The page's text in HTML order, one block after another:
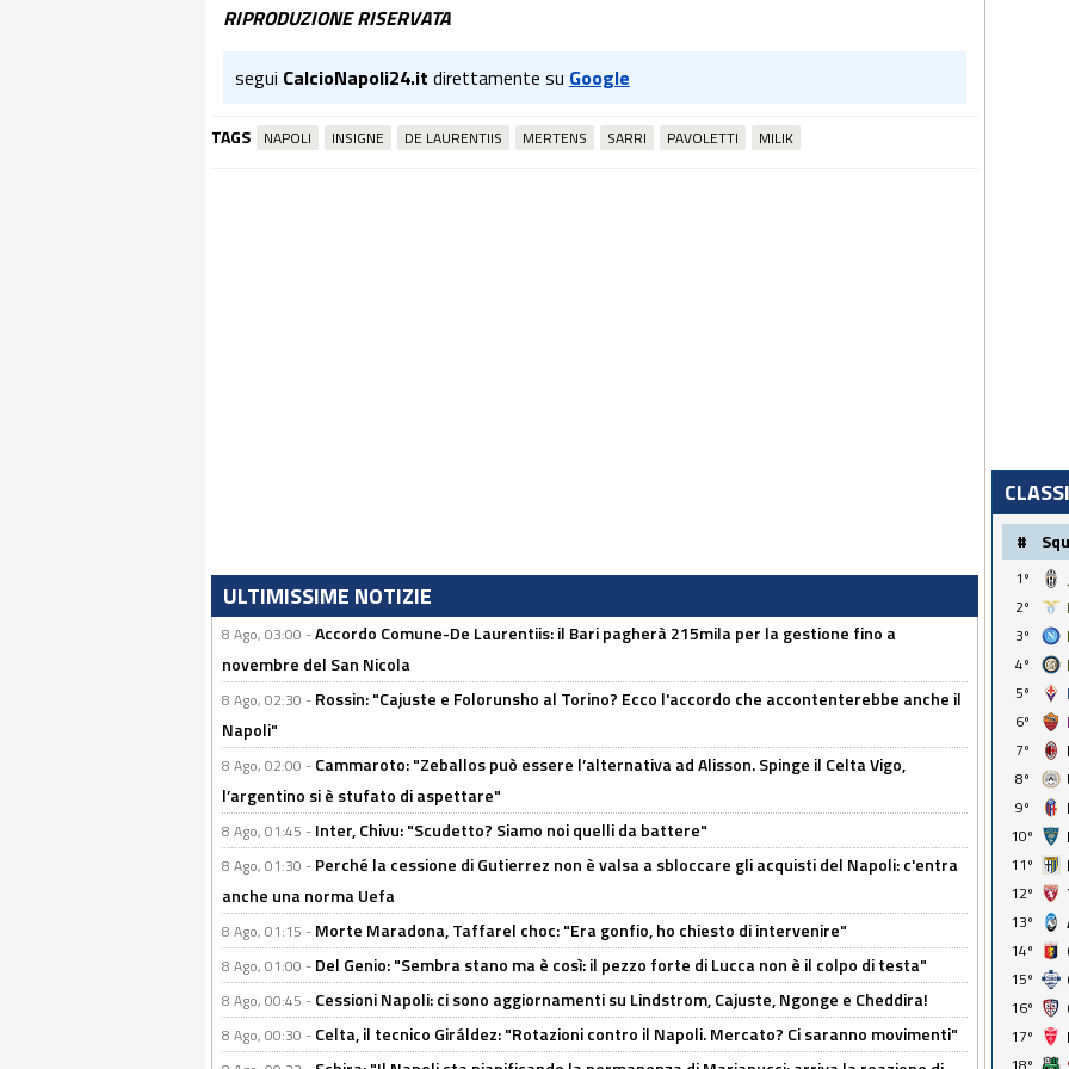
RIPRODUZIONE RISERVATA
segui CalcioNapoli24.it direttamente su Google
TAGS NAPOLI INSIGNE DE LAURENTIIS MERTENS SARRI PAVOLETTI MILIK
ULTIMISSIME NOTIZIE
8 Ago, 03:00 -Accordo Comune-De Laurentiis: il Bari pagherà 215mila per la gestione fino a
novembre del San Nicola
8 Ago, 02:30 - Rossin: "Cajuste e Folorunsho al Torino? Ecco l'accordo che accontenterebbe anche il
Napoli"
8 Ago, 02:00 - Cammaroto: "Zeballos può essere l’alternativa ad Alisson. Spinge il Celta Vigo,
l’argentino si è stufato di aspettare"
8 Ago, 01:45 - Inter, Chivu: "Scudetto? Siamo noi quelli da battere"
8 Ago, 01:30 - Perché la cessione di Gutierrez non è valsa a sbloccare gli acquisti del Napoli: c'entra
anche una norma Uefa
8 Ago, 01:15 - Morte Maradona, Taffarel choc: "Era gonfio, ho chiesto di intervenire"
8 Ago, 01:00 - Del Genio: "Sembra stano ma è così: il pezzo forte di Lucca non è il colpo di testa"
8 Ago, 00:45 - Cessioni Napoli: ci sono aggiornamenti su Lindstrom, Cajuste, Ngonge e Cheddira!
8 Ago, 00:30 - Celta, il tecnico Giráldez: "Rotazioni contro il Napoli. Mercato? Ci saranno movimenti"
#
1º
2º
3º
4º
5º
6º
7º
8º
9º
10º
11º
12º
13º
14º
15º
16º
17º